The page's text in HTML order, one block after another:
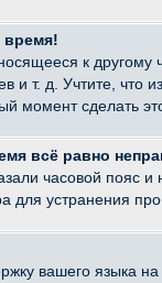
время!
к другому
и т. д. Учтите, что
момент сделать
всё равно
часовой пояс
для устранения
вашего языка